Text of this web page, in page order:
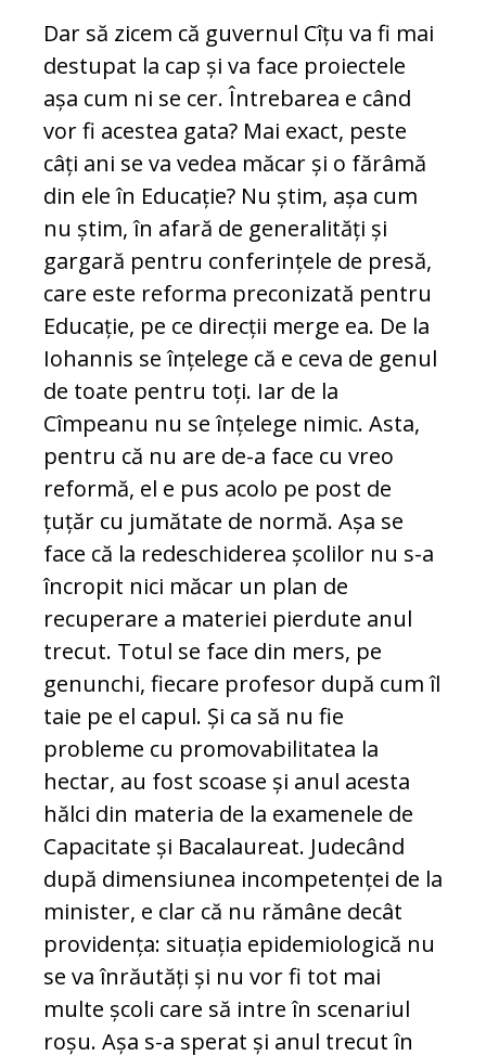
Dar să zicem că guvernul Cîțu va fi mai
destupat la cap și va face proiectele
așa cum ni se cer. Întrebarea e când
vor fi acestea gata? Mai exact, peste
câți ani se va vedea măcar și o fărâmă
din ele în Educație? Nu știm, așa cum
nu știm, în afară de generalități și
gargară pentru conferințele de presă,
care este reforma preconizată pentru
Educație, pe ce direcții merge ea. De la
Iohannis se înțelege că e ceva de genul
de toate pentru toți. Iar de la
Cîmpeanu nu se înțelege nimic. Asta,
pentru că nu are de-a face cu vreo
reformă, el e pus acolo pe post de
țuțăr cu jumătate de normă. Așa se
face că la redeschiderea școlilor nu s-a
încropit nici măcar un plan de
recuperare a materiei pierdute anul
trecut. Totul se face din mers, pe
genunchi, fiecare profesor după cum îl
taie pe el capul. Și ca să nu fie
probleme cu promovabilitatea la
hectar, au fost scoase și anul acesta
hălci din materia de la examenele de
Capacitate și Bacalaureat. Judecând
după dimensiunea incompetenței de la
minister, e clar că nu rămâne decât
providența: situația epidemiologică nu
se va înrăutăți și nu vor fi tot mai
multe școli care să intre în scenariul
roșu. Așa s-a sperat și anul trecut în